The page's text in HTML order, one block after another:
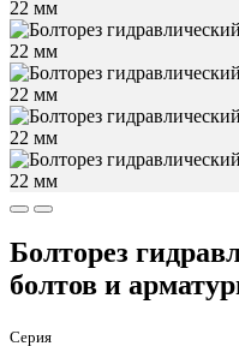
Болторез
болтов и
Серия